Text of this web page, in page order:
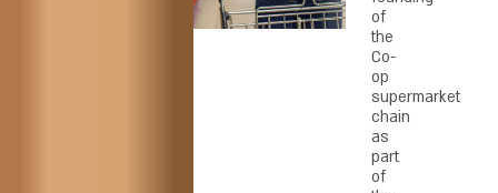
of
the
Co-
op
supermarket
chain
as
part
of